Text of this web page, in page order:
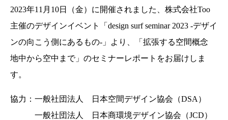
2023年11月10日（金）に開催されました、株式会社Too
主催のデザインイベント「design surf seminar 2023 -デザイ
ンの向こう側にあるもの-」より、「拡張する空間概念
地中から空中まで」のセミナーレポートをお届けしま
す。
協力：一般社団法人 日本空間デザイン協会（DSA）
一般社団法人 日本商環境デザイン協会（JCD）